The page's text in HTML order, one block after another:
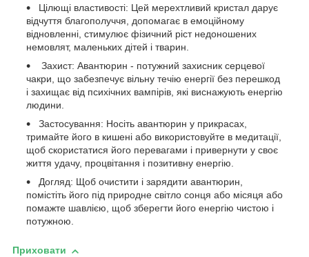
Цілющі властивості: Цей мерехтливий кристал дарує
відчуття благополуччя, допомагає в емоційному
відновленні, стимулює фізичний ріст недоношених
немовлят, маленьких дітей і тварин.
Захист: Авантюрин - потужний захисник серцевої
чакри, що забезпечує вільну течію енергії без перешкод
і захищає від психічних вампірів, які виснажують енергію
людини.
Застосування: Носіть авантюрин у прикрасах,
тримайте його в кишені або використовуйте в медитації,
щоб скористатися його перевагами і привернути у своє
життя удачу, процвітання і позитивну енергію.
Догляд: Щоб очистити і зарядити авантюрин,
помістіть його під природне світло сонця або місяця або
помажте шавлією, щоб зберегти його енергію чистою і
потужною.
Приховати